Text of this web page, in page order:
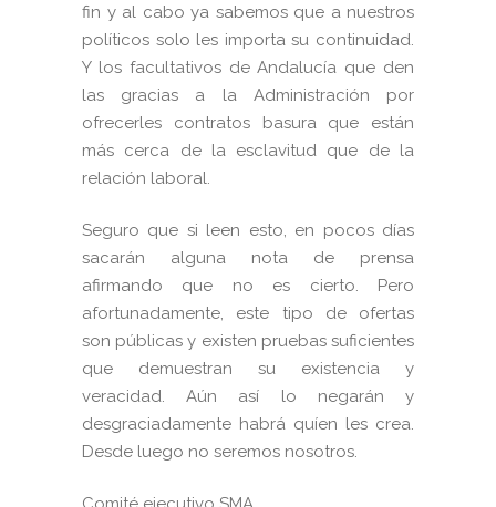
fin y al cabo ya sabemos que a nuestros
políticos solo les importa su continuidad.
Y los facultativos de Andalucía que den
las gracias a la Administración por
ofrecerles contratos basura que están
más cerca de la esclavitud que de la
relación laboral.
Seguro que si leen esto, en pocos días
sacarán alguna nota de prensa
afirmando que no es cierto. Pero
afortunadamente, este tipo de ofertas
son públicas y existen pruebas suficientes
que demuestran su existencia y
veracidad. Aún así lo negarán y
desgraciadamente habrá quíen les crea.
Desde luego no seremos nosotros.